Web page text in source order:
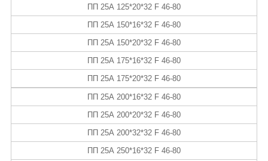
ПП 25А 125*20*32 F 46-80
ПП 25А 150*16*32 F 46-80
ПП 25А 150*20*32 F 46-80
ПП 25А 175*16*32 F 46-80
ПП 25А 175*20*32 F 46-80
ПП 25А 200*16*32 F 46-80
ПП 25А 200*20*32 F 46-80
ПП 25А 200*32*32 F 46-80
ПП 25А 250*16*32 F 46-80